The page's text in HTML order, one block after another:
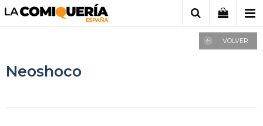
VOLVER
Neoshoco